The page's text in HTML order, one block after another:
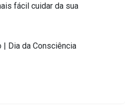
fácil cuidar da sua
Dia da Consciência